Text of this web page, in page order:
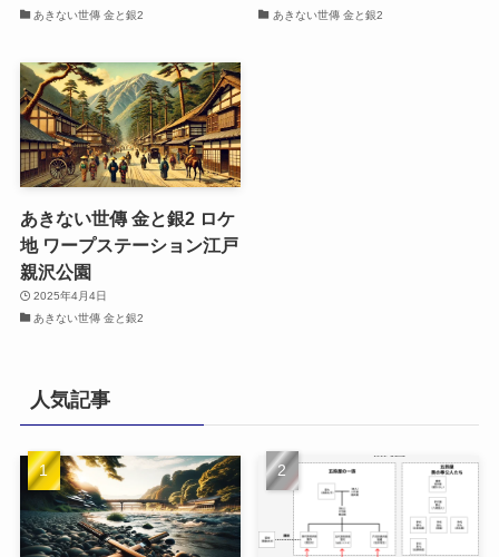
あきない世傳 金と銀2
あきない世傳 金と銀2
あきない世傳 金と銀2 ロケ
地 ワープステーション江戸
親沢公園
2025年4月4日
あきない世傳 金と銀2
人気記事